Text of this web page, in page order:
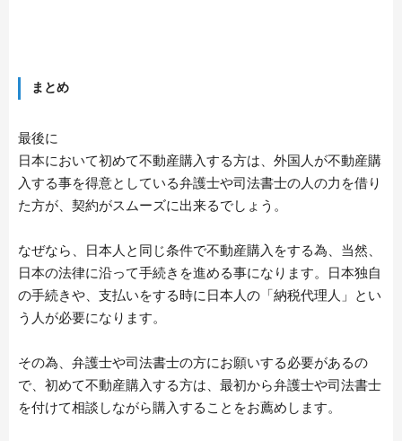
まとめ
最後に
日本において初めて不動産購入する方は、外国人が不動産購
入する事を得意としている弁護士や司法書士の人の力を借り
た方が、契約がスムーズに出来るでしょう。
なぜなら、日本人と同じ条件で不動産購入をする為、当然、
日本の法律に沿って手続きを進める事になります。日本独自
の手続きや、支払いをする時に日本人の「納税代理人」とい
う人が必要になります。
その為、弁護士や司法書士の方にお願いする必要があるの
で、初めて不動産購入する方は、最初から弁護士や司法書士
を付けて相談しながら購入することをお薦めします。